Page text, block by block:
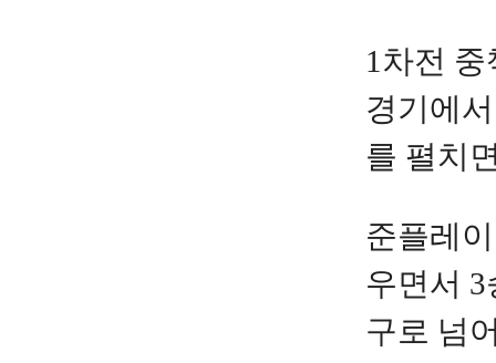
1차전
경기에
를 펼치
준플레
우면서
구로 넘